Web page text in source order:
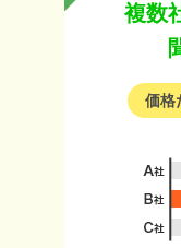
複数
価格